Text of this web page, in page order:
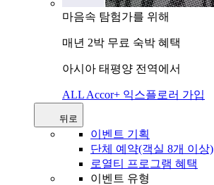
마음속 탐험가를 위해
매년 2박 무료 숙박 혜택
아시아 태평양 전역에서
ALL Accor+ 익스플로러 가입
뒤로
이벤트 기획
단체 예약(객실 8개 이상)
로열티 프로그램 혜택
이벤트 유형